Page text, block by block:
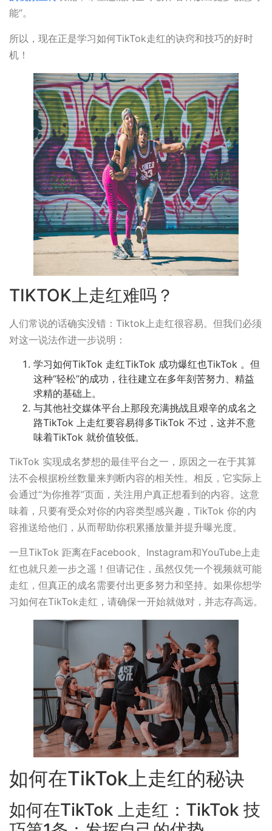
能”。
所以，现在正是学习如何TikTok走红的诀窍和技巧的好时
机！
TIKTOK上走红难吗？
人们常说的话确实没错：Tiktok上走红很容易。但我们必须
对这一说法作进一步说明：
学习如何TikTok 走红TikTok 成功爆红也TikTok 。但
这种“轻松”的成功，往往建立在多年刻苦努力、精益
求精的基础上。
与其他社交媒体平台上那段充满挑战且艰辛的成名之
路TikTok 上走红要容易得多TikTok 不过，这并不意
味着TikTok 就价值较低。
TikTok 实现成名梦想的最佳平台之一，原因之一在于其算
法不会根据粉丝数量来判断内容的相关性。相反，它实际上
会通过“为你推荐”页面，关注用户真正想看到的内容。这意
味着，只要有受众对你的内容类型感兴趣，TikTok 你的内
容推送给他们，从而帮助你积累播放量并提升曝光度。
一旦TikTok 距离在Facebook、Instagram和YouTube上走
红也就只差一步之遥！但请记住，虽然仅凭一个视频就可能
走红，但真正的成名需要付出更多努力和坚持。如果你想学
习如何在TikTok走红，请确保一开始就做对，并志存高远。
如何在TikTok上走红的秘诀
如何在TikTok 上走红：TikTok 技